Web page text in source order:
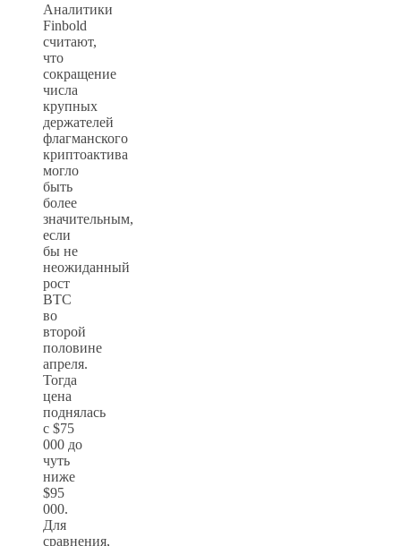
Аналитики
Finbold
считают,
что
сокращение
числа
крупных
держателей
флагманского
криптоактива
могло
быть
более
значительным,
если
бы не
неожиданный
рост
ВТС
во
второй
половине
апреля.
Тогда
цена
поднялась
с $75
000 до
чуть
ниже
$95
000.
Для
сравнения,